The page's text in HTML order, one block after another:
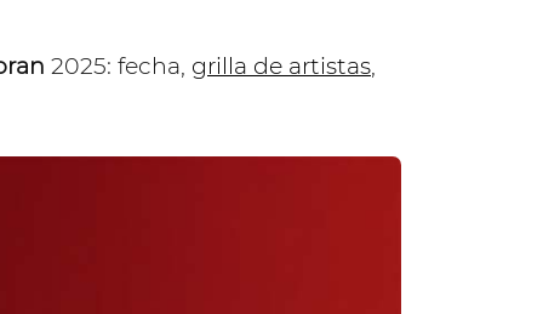
2025: fecha, grilla de artistas